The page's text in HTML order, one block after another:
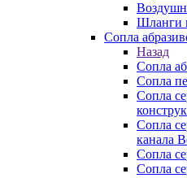
Шланги
Сопла
Назад
Сопла
Сопла
Сопла
Сопла
канала
Сопла
Сопла